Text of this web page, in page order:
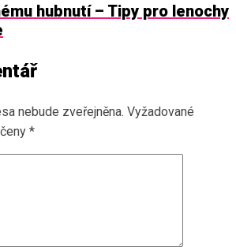
hubnutí – Tipy pro lenochy
nebude zveřejněna. Vyžadované
*